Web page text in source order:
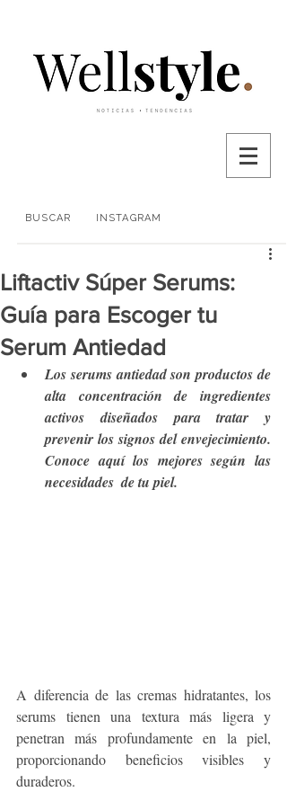
BUSCAR INSTAGRAM
Liftactiv Súper Serums:
Guía para Escoger tu
Serum Antiedad
Los serums antiedad son productos de
alta concentración de ingredientes
activos diseñados para tratar y
prevenir los signos del envejecimiento.
Conoce aquí los mejores según las
necesidades  de tu piel.
A diferencia de las cremas hidratantes, los
serums tienen una textura más ligera y
penetran más profundamente en la piel,
proporcionando beneficios visibles y
duraderos.